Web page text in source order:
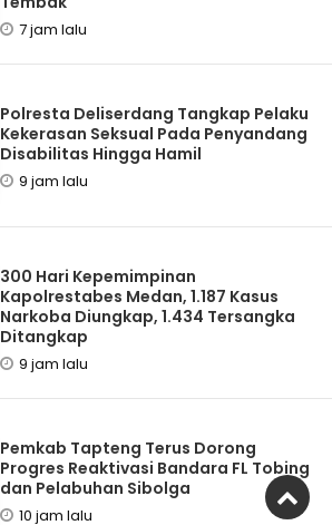
7 jam lalu
Polresta Deliserdang Tangkap Pelaku
Kekerasan Seksual Pada Penyandang
Disabilitas Hingga Hamil
9 jam lalu
300 Hari Kepemimpinan
Kapolrestabes Medan, 1.187 Kasus
Narkoba Diungkap, 1.434 Tersangka
Ditangkap
9 jam lalu
Pemkab Tapteng Terus Dorong
Progres Reaktivasi Bandara FL Tobing
dan Pelabuhan Sibolga
10 jam lalu